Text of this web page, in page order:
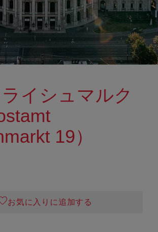
イシュマルク
19）
お気に入りに追加する